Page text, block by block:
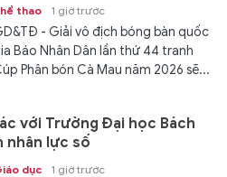
thao 1 giờ trước
- Giải vô địch bóng bàn quốc
Báo Nhân Dân lần thứ 44 tranh
Phân bón Cà Mau năm 2026 sẽ...
với Trường Đại học Bách
nhân lực số
dục 1 giờ trước